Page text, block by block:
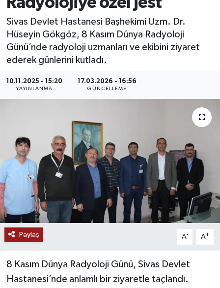
Sivas Devlet Hastanesi Başhekimi Uzm. Dr.
Hüseyin Gökgöz, 8 Kasım Dünya Radyoloji
Günü’nde radyoloji uzmanları ve ekibini ziyaret
ederek günlerini kutladı.
10.11.2025 - 15:20
YAYINLANMA
17.03.2026 - 16:56
GÜNCELLEME
Paylaş A- A+
8 Kasım Dünya Radyoloji Günü, Sivas Devlet
Hastanesi’nde anlamlı bir ziyaretle taçlandı.
MAGAZİN
ÖZEL HABER
RESMİ İLANLAR
SAĞLIK
SOSYAL YARDIMLAR
SPONSORLU YAZI
SPOR
TEKNOLOJİ
YAŞAM